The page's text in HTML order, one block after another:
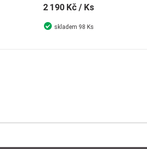
2 190 Kč/ Ks
skladem 98 Ks